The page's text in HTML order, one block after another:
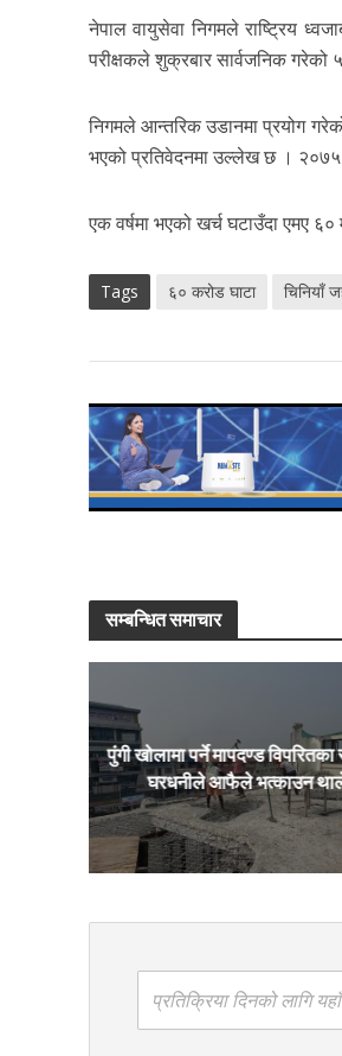
नेपाल वायुसेवा निगमले राष्ट्रिय
परीक्षकले शुक्रबार सार्वजनिक गरेको
निगमले आन्तरिक उडानमा प्रयोग
भएको प्रतिवेदनमा उल्लेख छ ।
एक वर्षमा भएको खर्च घटाउँदा एमए
Tags ६० करोड घाटा चिनियाँ
सम्बन्धित समाचार
पुंगी खोलामा पर्ने मापदण्ड
घरधनीले आफैले भत्काउन
प्रतिक्रिया दिनको लागि